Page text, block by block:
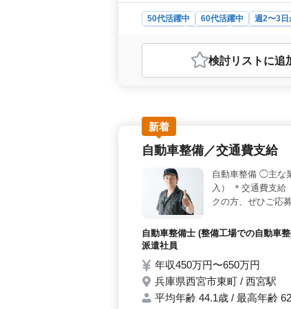
50代活躍中 60代活躍中 週2〜3日
おすすめポイント
＜安定した労働環境＞ 福利厚生
ライベートのバランスを取りや
す。訪問介護業務では利用者様
提供することが求められます。
準の給与体系を導入しており、
検討リスト に追
新着
自動車整備／交通費支給
自動車整備 ◯主な
入） ＊交通費支給
クの方、ぜひご応
自動車整備士 (整備工場での自動車
派遣社員
年収450万円〜650万円
兵庫県西宮市東町 / 西宮駅
平均年齢 44.1歳 / 最高年齢